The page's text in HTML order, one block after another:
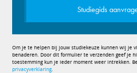
Studiegids
Om je te helpen bij jouw studiekeuze kunnen wij je
benaderen. Door dit formulier te verzenden geef je
toestemming kun je ieder moment weer intrekken.
privacyverklaring.